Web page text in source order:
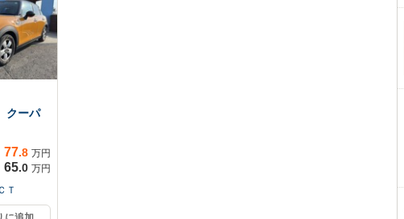
ーパ
77.8 万円
65.0 万円
Ｔ